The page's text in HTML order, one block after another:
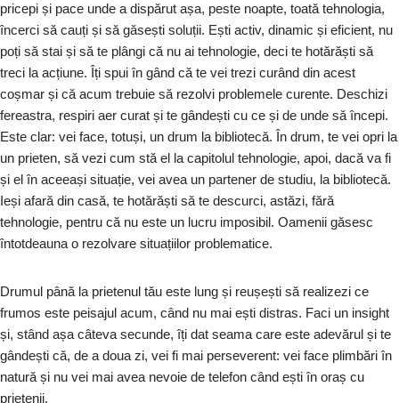
pricepi și pace unde a dispărut așa, peste noapte, toată tehnologia,
încerci să cauți și să găsești soluții. Ești activ, dinamic și eficient, nu
poți să stai și să te plângi că nu ai tehnologie, deci te hotărăști să
treci la acțiune. Îți spui în gând că te vei trezi curând din acest
coșmar și că acum trebuie să rezolvi problemele curente. Deschizi
fereastra, respiri aer curat și te gândești cu ce și de unde să începi.
Este clar: vei face, totuși, un drum la bibliotecă. În drum, te vei opri la
un prieten, să vezi cum stă el la capitolul tehnologie, apoi, dacă va fi
și el în aceeași situație, vei avea un partener de studiu, la bibliotecă.
Ieși afară din casă, te hotărăști să te descurci, astăzi, fără
tehnologie, pentru că nu este un lucru imposibil. Oamenii găsesc
întotdeauna o rezolvare situațiilor problematice.
Drumul până la prietenul tău este lung și reușești să realizezi ce
frumos este peisajul acum, când nu mai ești distras. Faci un insight
și, stând așa câteva secunde, îți dat seama care este adevărul și te
gândești că, de a doua zi, vei fi mai perseverent: vei face plimbări în
natură și nu vei mai avea nevoie de telefon când ești în oraș cu
prietenii.